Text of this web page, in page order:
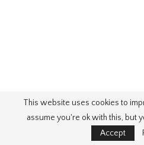
Beste Sessel Mit Hockervon
This website uses cookies to
assume you're ok with this, but
Accept